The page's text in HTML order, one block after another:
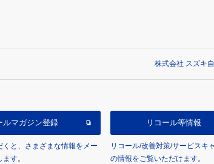
株式会社 スズキ
ルマガジン登録
くと、さまざまな情報をメー
す。
リコール等情報
リコール/改善対策/サービスキ
の情報をご覧いただけます。